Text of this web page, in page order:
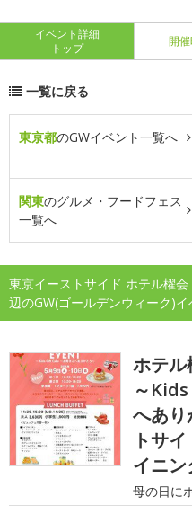
イベント詳細
トップ
開
一覧に戻る
東京都のGWイベント一覧へ
関東のグルメ・フードフェス
一覧へ
東京イーストサイド ホテル櫂
辺のGW(ゴールデンウィーク)
ホテ
～
へあ
トサ
イニ
母の日に